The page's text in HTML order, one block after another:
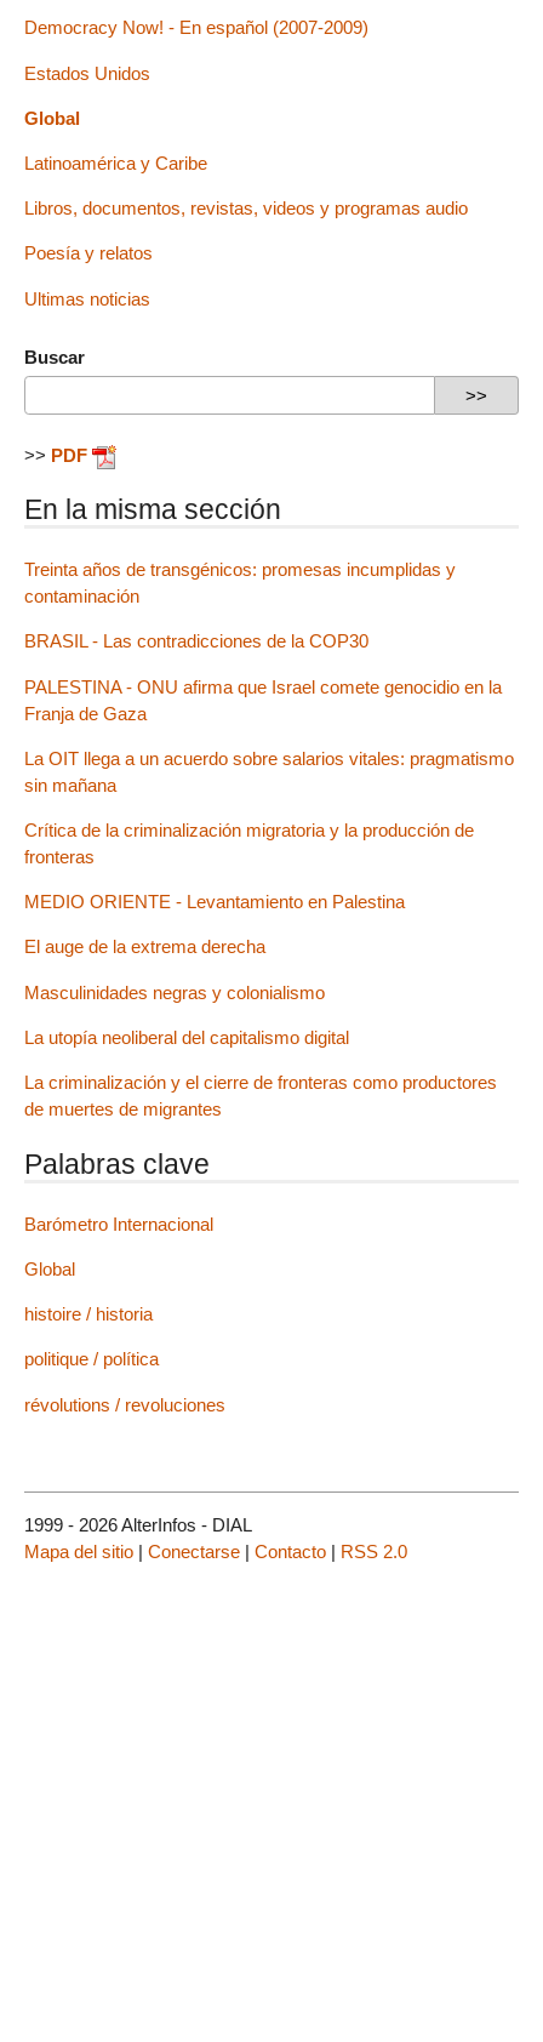
Democracy Now! - En español (2007-2009)
Estados Unidos
Global
Latinoamérica y Caribe
Libros, documentos, revistas, videos y programas audio
Poesía y relatos
Ultimas noticias
Buscar
>> PDF
En la misma sección
Treinta años de transgénicos: promesas incumplidas y
contaminación
BRASIL - Las contradicciones de la COP30
PALESTINA - ONU afirma que Israel comete genocidio en la
Franja de Gaza
La OIT llega a un acuerdo sobre salarios vitales: pragmatismo
sin mañana
Crítica de la criminalización migratoria y la producción de
fronteras
MEDIO ORIENTE - Levantamiento en Palestina
El auge de la extrema derecha
Masculinidades negras y colonialismo
La utopía neoliberal del capitalismo digital
La criminalización y el cierre de fronteras como productores
de muertes de migrantes
Palabras clave
Barómetro Internacional
Global
histoire / historia
politique / política
révolutions / revoluciones
1999 - 2026 AlterInfos - DIAL
Mapa del sitio | Conectarse | Contacto | RSS 2.0